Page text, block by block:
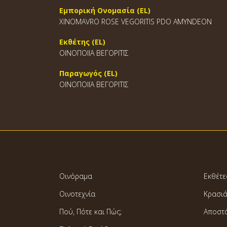
Εμπορική Ονομασία (EL)
XINOMAVRO ROSE VEGORITIS PDO AMYNDEON
Εκθέτης (EL)
ΟΙΝΟΠΟΙΪΑ ΒΕΓΟΡΙΤΙΣ
Παραγωγός (EL)
ΟΙΝΟΠΟΙΪΑ ΒΕΓΟΡΙΤΙΣ
Οινόραμα
Οινοτεχνία
Πού, Πότε και Πώς;
Κρασιά